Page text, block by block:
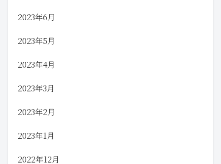
2023年6月
2023年5月
2023年4月
2023年3月
2023年2月
2023年1月
2022年12月